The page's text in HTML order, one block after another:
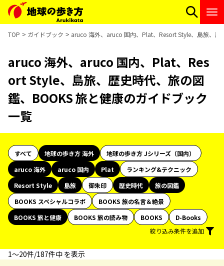
TOP ガイドブック aruco 海外、aruco 国内、Plat、Resort Style、島旅、
aruco 海外、aruco 国内、Plat、Res
ort Style、島旅、歴史時代、旅の図
鑑、BOOKS 旅と健康のガイドブック
一覧
すべて 地球の歩き方 海外
地球の歩き方 Jシリーズ（国内）
aruco 海外
aruco 国内 Plat
ランキング&テクニック
Resort Style
島旅 御朱印 歴史時代
旅の図鑑
BOOKS スペシャルコラボ
BOOKS 旅の名言＆絶景
BOOKS 旅と健康
BOOKS 旅の読み物 BOOKS
D-Books
絞り込み条件を追加
1〜20件/187件中 を表示